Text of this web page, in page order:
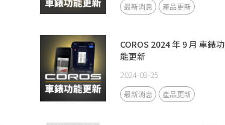
最新消息 產品更新
COROS 2024 年 9 月 車錶功
能更新
2024-09-25
最新消息 產品更新